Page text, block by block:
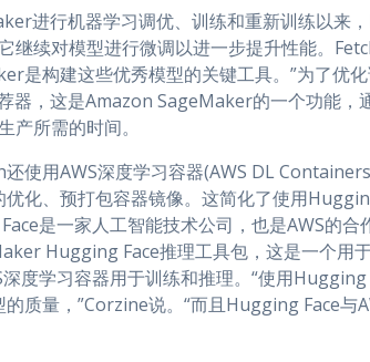
进行机器学习调优、训练和重新训练以来
继续对模型进行微调以进一步提升性能。
是构建这些优秀模型的关键工具。”为了优
器，这是Amazon SageMaker的一个功能，
产所需的时间。
使用AWS深度学习容器(AWS DL
优化、预打包容器镜像。这简化了使用
是一家人工智能技术公司，也是AWS的合
Hugging Face推理工具包，这是一个用
度学习容器用于训练和推理。“使用Hugging
质量，”Corzine说。“而且Hugging Face与